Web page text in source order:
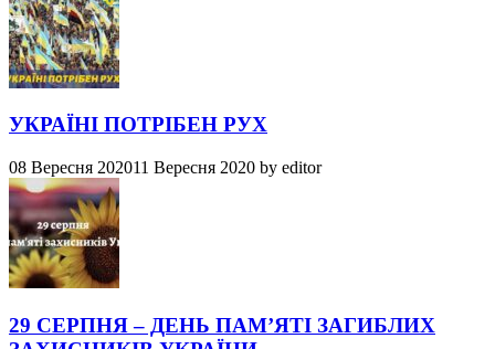
УКРАЇНІ ПОТРІБЕН РУХ
08 Вересня 202011 Вересня 2020 by editor
29 СЕРПНЯ – ДЕНЬ ПАМ’ЯТІ ЗАГИБЛИХ